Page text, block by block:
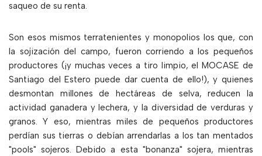
saqueo de su renta.
Son esos mismos terratenientes y monopolios los que, con
la sojización del campo, fueron corriendo a los pequeños
productores (¡y muchas veces a tiro limpio, el MOCASE de
Santiago del Estero puede dar cuenta de ello!), y quienes
desmontan millones de hectáreas de selva, reducen la
actividad ganadera y lechera, y la diversidad de verduras y
granos. Y eso, mientras miles de pequeños productores
perdían sus tierras o debían arrendarlas a los tan mentados
"pools" sojeros. Debido a esta "bonanza" sojera, mientras